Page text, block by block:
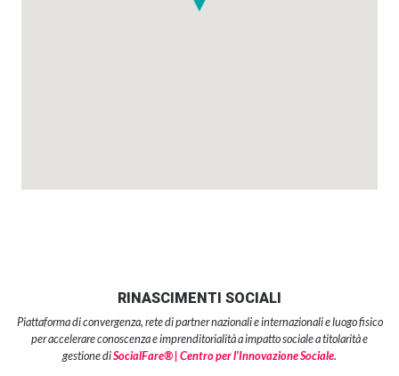
RINASCIMENTI SOCIALI
Piattaforma di convergenza, rete di partner nazionali e internazionali e luogo fisico
per accelerare conoscenza e imprenditorialità a impatto sociale a titolarità e
gestione diSocialFare® | Centro per l’Innovazione Sociale.